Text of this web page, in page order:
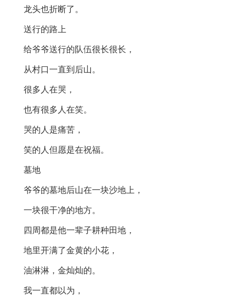
龙头也折断了。
送行的路上
给爷爷送行的队伍很长很长，
从村口一直到后山。
很多人在哭，
也有很多人在笑。
哭的人是痛苦，
笑的人但愿是在祝福。
墓地
爷爷的墓地后山在一块沙地上，
一块很干净的地方。
四周都是他一辈子耕种田地，
地里开满了金黄的小花，
油淋淋，金灿灿的。
我一直都以为，